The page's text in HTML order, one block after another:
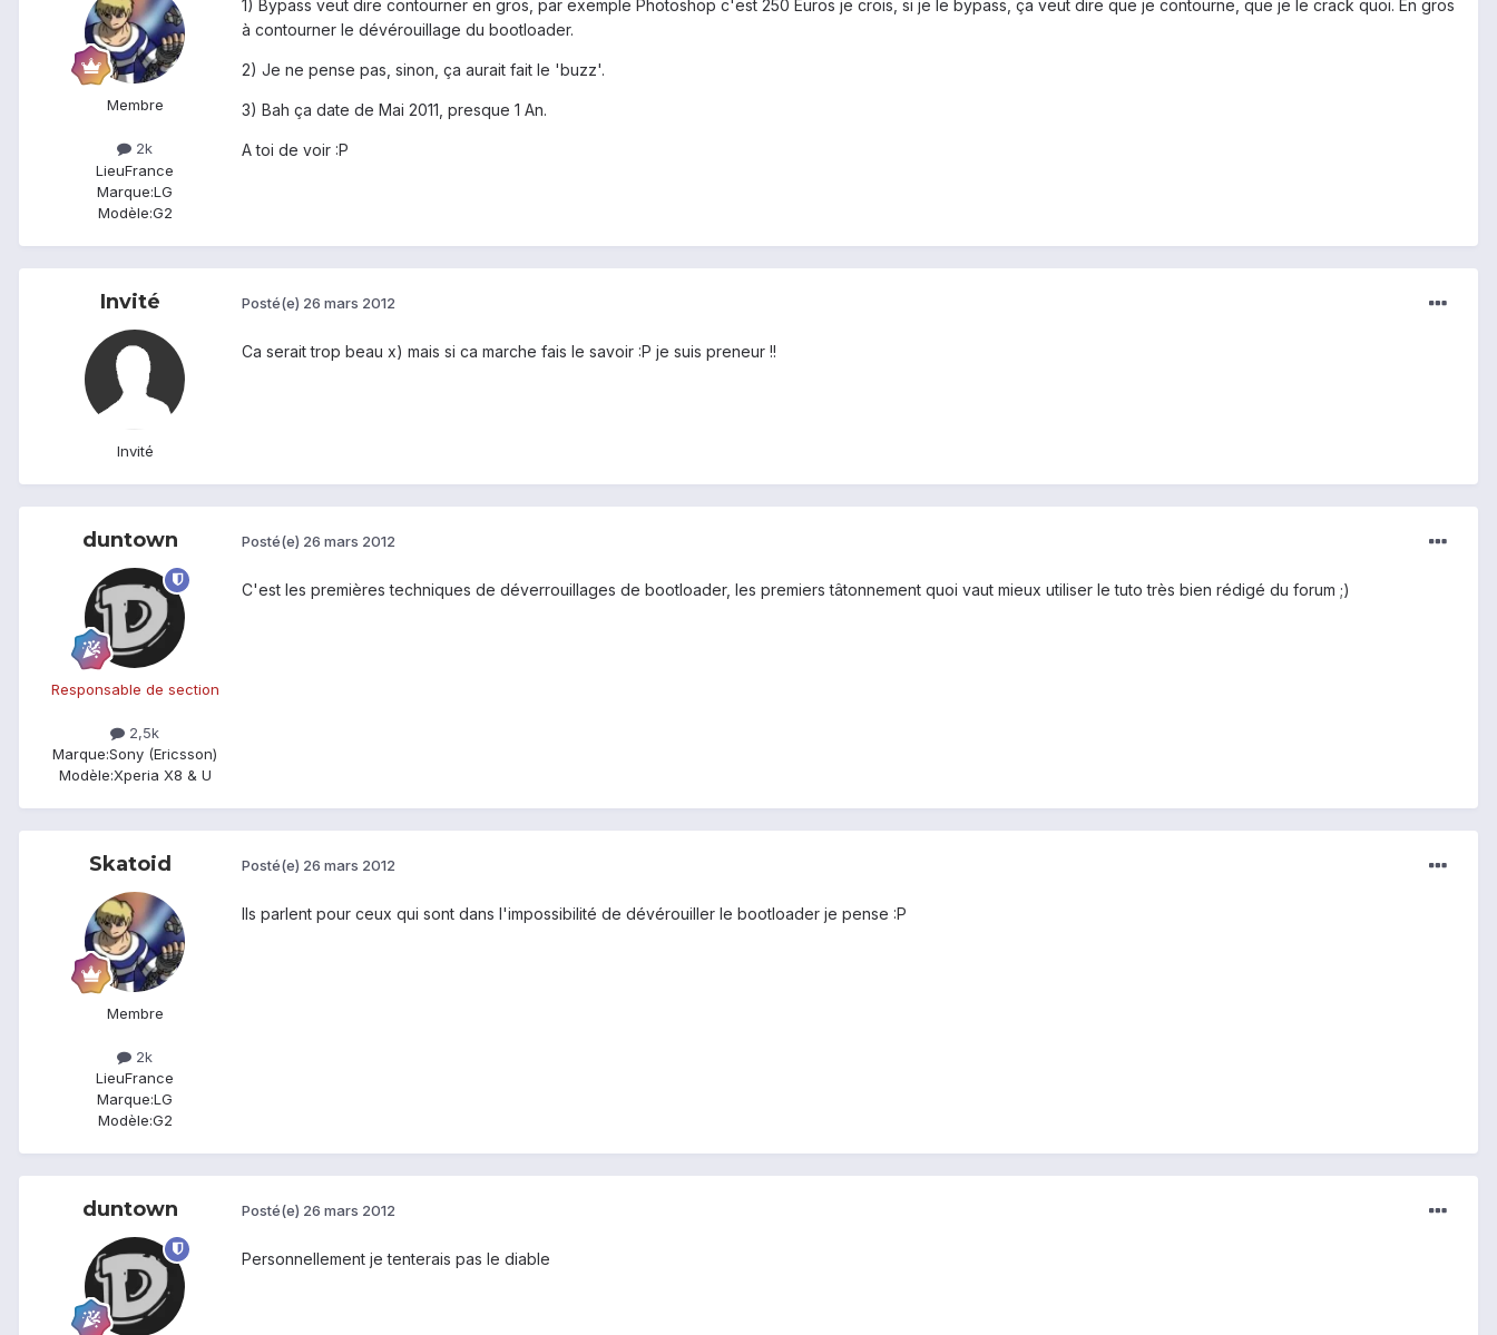
Membre
2k
LieuFrance
Marque:LG
Modèle:G2
1) Bypass veut dire contourner en gros, par exemple Photoshop c'est 250 Euros je crois, si je le bypass, ça veut dire que je contourne, que je le crack quoi. En gros
à contourner le dévérouillage du bootloader.
2) Je ne pense pas, sinon, ça aurait fait le 'buzz'.
3) Bah ça date de Mai 2011, presque 1 An.
A toi de voir :P
Invité
Invité
Posté(e) 26 mars 2012
Ca serait trop beau x) mais si ca marche fais le savoir :P je suis preneur !!
duntown
Responsable de section
2,5k
Marque:Sony (Ericsson)
Modèle:Xperia X8 & U
Posté(e) 26 mars 2012
C'est les premières techniques de déverrouillages de bootloader, les premiers tâtonnement quoi vaut mieux utiliser le tuto très bien rédigé du forum ;)
Skatoid
Membre
2k
LieuFrance
Marque:LG
Modèle:G2
Posté(e) 26 mars 2012
Ils parlent pour ceux qui sont dans l'impossibilité de dévérouiller le bootloader je pense :P
duntown Posté(e) 26 mars 2012
Personnellement je tenterais pas le diable